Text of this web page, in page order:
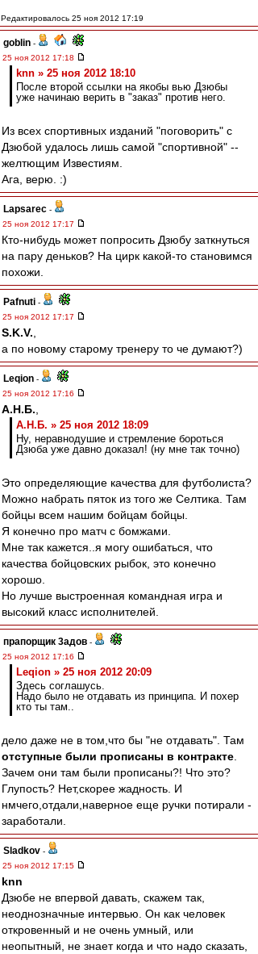
Редактировалось 25 ноя 2012 17:19
goblin -
25 ноя 2012 17:18
knn » 25 ноя 2012 18:10
После второй ссылки на якобы вью Дзюбы
уже начинаю верить в "заказ" против него.
Из всех спортивных изданий "поговорить" с
Дзюбой удалось лишь самой "спортивной" --
желтющим Известиям.
Ага, верю. :)
Lapsarec -
25 ноя 2012 17:17
Кто-нибудь может попросить Дзюбу заткнуться
на пару деньков? На цирк какой-то становимся
похожи.
Pafnuti -
25 ноя 2012 17:17
S.K.V.
а по новому старому тренеру то че думают?)
Leqion -
25 ноя 2012 17:16
А.Н.Б.
А.Н.Б. » 25 ноя 2012 18:09
Ну, неравнодушие и стремление бороться
Дзюба уже давно доказал! (ну мне так точно)
Это определяющие качества для футболиста?
Можно набрать пяток из того же Селтика. Там
бойцы всем нашим бойцам бойцы.
Я конечно про матч с бомжами.
Мне так кажется..я могу ошибаться, что
качества бойцовских рыбок, это конечно
хорошо.
Но лучше выстроенная командная игра и
высокий класс исполнителей.
прапорщик 3адoв -
25 ноя 2012 17:16
Leqion » 25 ноя 2012 20:09
Здесь соглашусь.
Надо было не отдавать из принципа. И похер
кто ты там..
дело даже не в том,что бы "не отдавать". Там
отступные были прописаны в контракте
Зачем они там были прописаны?! Что это?
Глупость? Нет,скорее жадность. И
нмчего,отдали,наверное еще ручки потирали -
заработали.
Sladkov -
25 ноя 2012 17:15
knn
Дзюбе не впервой давать, скажем так,
неоднозначные интервью. Он как человек
откровенный и не очень умный, или
неопытный, не знает когда и что надо сказать,